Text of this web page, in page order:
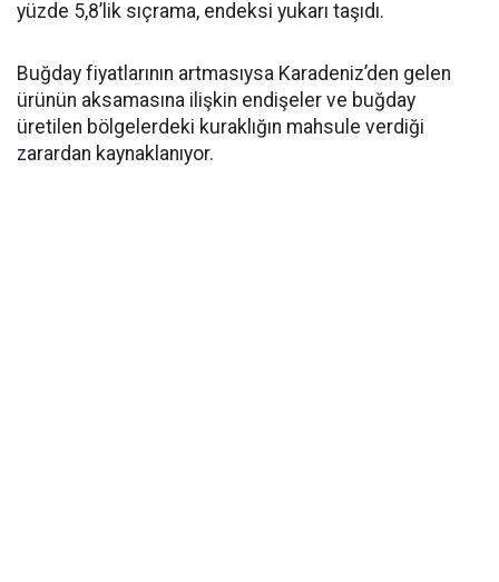
yüzde 5,8’lik sıçrama, endeksi yukarı taşıdı.
Buğday fiyatlarının artmasıysa Karadeniz’den gelen
ürünün aksamasına ilişkin endişeler ve buğday
üretilen bölgelerdeki kuraklığın mahsule verdiği
zarardan kaynaklanıyor.